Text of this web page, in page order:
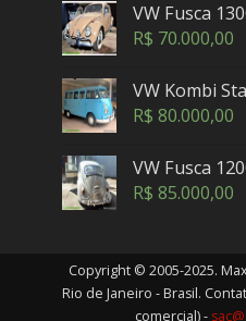
VW Fusca
R$ 70.000,00
VW Kombi
R$ 80.000,00
VW Fusca
R$ 85.000,00
Copyright © 2005-2025.
Rio de Janeiro - Brasil.
comercial) -